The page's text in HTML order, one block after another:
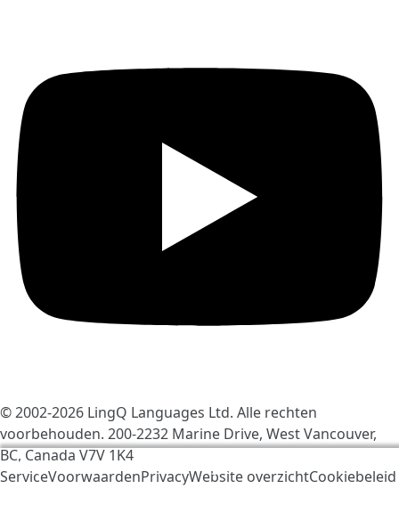
We gebruiken cookies om LingQ beter te maken. Als u
de website bezoekt, gaat u akkoord met onze
© 2002-2026 LingQ Languages Ltd. Alle rechten
voorbehouden. 200-2232 Marine Drive, West Vancouver,
BC, Canada V7V 1K4
ServiceVoorwaardenPrivacyWebsite overzichtCookiebeleid